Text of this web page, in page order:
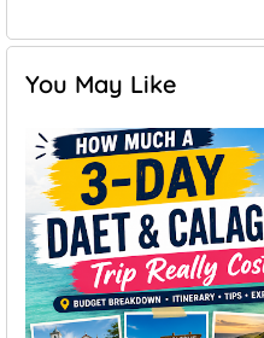
You May Like